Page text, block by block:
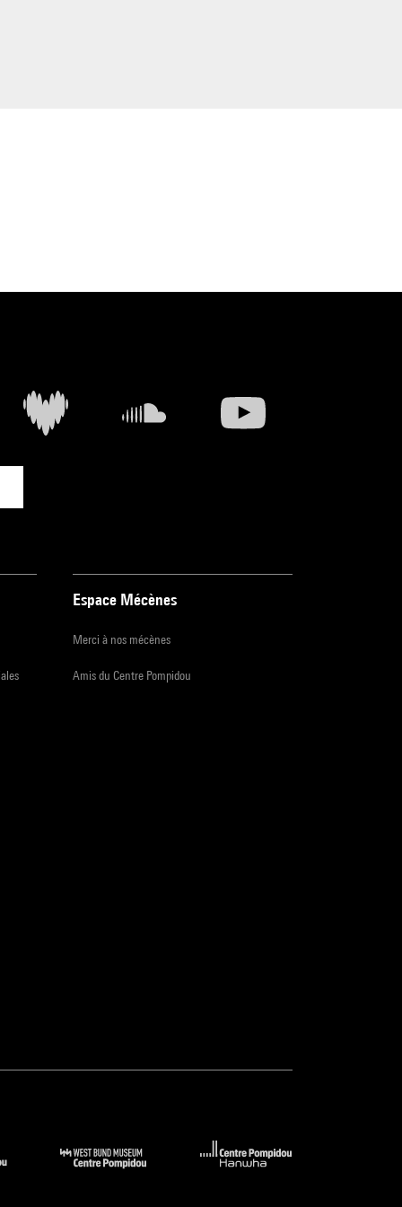
Espace Mécènes
Merci à nos mécènes
Amis du Centre Pompidou